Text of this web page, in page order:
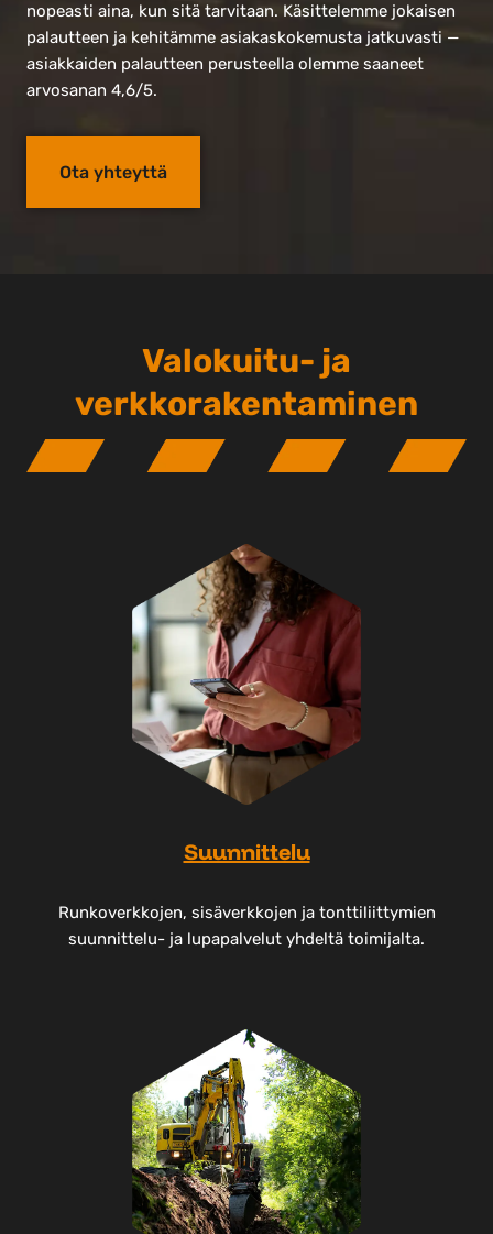
nopeasti aina, kun sitä tarvitaan. Käsittelemme jokaisen
palautteen ja kehitämme asiakaskokemusta jatkuvasti —
asiakkaiden palautteen perusteella olemme saaneet
arvosanan 4,6/5.
Ota yhteyttä
Valokuitu- ja
verkkorakentaminen
Suunnittelu
Runkoverkkojen, sisäverkkojen ja tonttiliittymien
suunnittelu- ja lupapalvelut yhdeltä toimijalta.